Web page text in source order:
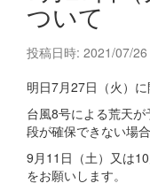
ついて
投稿日時: 2021/07/26
明日7月27日（火）
台風8号による荒天
段が確保できない場
9月11日（土）又は
をお願いします。